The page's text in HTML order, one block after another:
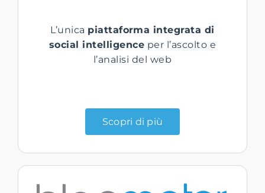
L’unica piattaforma integrata di
social intelligence per l’ascolto e
l’analisi del web
Scopri di più